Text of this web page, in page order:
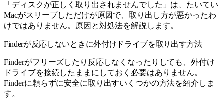
「ディスクが正しく取り出されませんでした」は、たいてい
Macがスリープしただけが原因で、取り出し方が悪かったわ
けではありません。原因と対処法を解説します。
Finderが反応しないときに外付けドライブを取り出す方法
Finderがフリーズしたり反応しなくなったりしても、外付け
ドライブを接続したままにしておく必要はありません。
Finderに頼らずに安全に取り出すいくつかの方法を紹介しま
す。